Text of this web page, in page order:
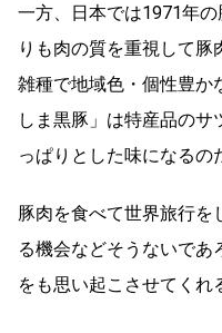
一方、日本では1971年
りも肉の質を重視して
雑種で地域色・個性豊か
しま黒豚」は特産品のサ
っぱりとした味になるの
豚肉を食べて世界旅行
る機会などそうないで
をも思い起こさせてくれ